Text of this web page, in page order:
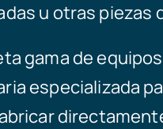
u otras piezas
gama de
especializada